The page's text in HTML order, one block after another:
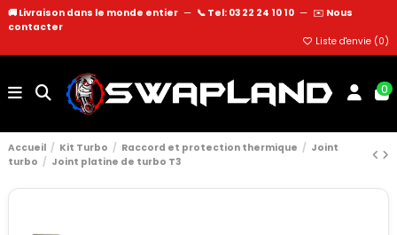
🚚 Livraison dans le monde entier — 📞 Tel: 03 22 24 10 10 — ✉️ Nous
contacter
Liste d'envie (0)
0
Accueil Kit Turbo Raccord et protection thermique
Joint
turbo
Joint platine de turbo T3